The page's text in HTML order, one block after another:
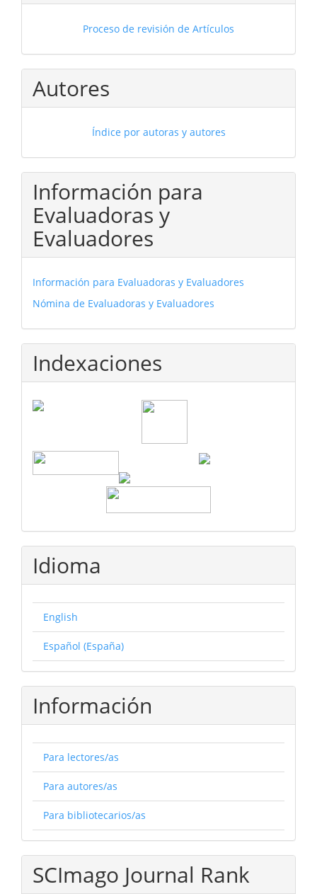
Proceso de revisión de Artículos
Autores
Índice por autoras y autores
Información para
Evaluadoras y
Evaluadores
Información para Evaluadoras y Evaluadores
Nómina de Evaluadoras y Evaluadores
Indexaciones
Idioma
English
Español (España)
Información
Para lectores/as
Para autores/as
Para bibliotecarios/as
SCImago Journal Rank